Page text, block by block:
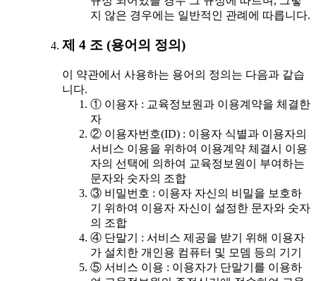
지 않은 경우에는 일반적인 관례에 따릅니다.
제 4 조 (용어의 정의)
이 약관에서 사용하는 용어의 정의는 다음과 같습
니다.
① 이용자 : 교육정보원과 이용계약을 체결한
자
② 이용자번호(ID) : 이용자 식별과 이용자의
서비스 이용을 위하여 이용계약 체결시 이용
자의 선택에 의하여 교육정보원이 부여하는
문자와 숫자의 조합
③ 비밀번호 : 이용자 자신의 비밀을 보호하
기 위하여 이용자 자신이 설정한 문자와 숫자
의 조합
④ 단말기 : 서비스 제공을 받기 위해 이용자
가 설치한 개인용 컴퓨터 및 모뎀 등의 기기
⑤ 서비스 이용 : 이용자가 단말기를 이용하